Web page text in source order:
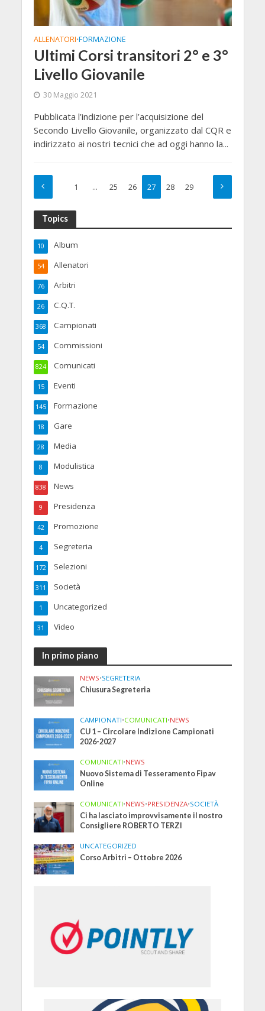
ALLENATORI•FORMAZIONE
Ultimi Corsi transitori 2° e 3°
Livello Giovanile
30 Maggio 2021
Pubblicata l’indizione per l’acquisizione del
Secondo Livello Giovanile, organizzato dal CQR e
indirizzato ai nostri tecnici che ad oggi hanno la...
1 … 25 26 27 28 29
Topics
Album
10
Allenatori
54
Arbitri
76
C.Q.T.
26
Campionati
368
Commissioni
54
Comunicati
824
Eventi
15
Formazione
145
Gare
18
Media
28
Modulistica
8
News
838
Presidenza
9
Promozione
42
Segreteria
4
Selezioni
172
Società
311
Uncategorized
1
Video
31
In primo piano
NEWS•SEGRETERIA
Chiusura Segreteria
CAMPIONATI•COMUNICATI•NEWS
CU 1 – Circolare Indizione Campionati
2026-2027
COMUNICATI•NEWS
Nuovo Sistema di Tesseramento Fipav
Online
COMUNICATI•NEWS•PRESIDENZA•SOCIETÀ
Ci ha lasciato improvvisamente il nostro
Consigliere ROBERTO TERZI
UNCATEGORIZED
Corso Arbitri – Ottobre 2026